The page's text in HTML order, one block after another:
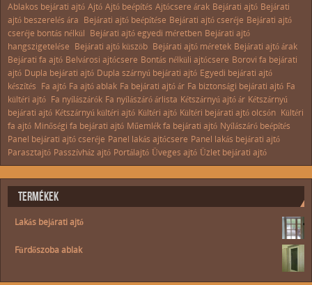
Ablakos bejárati ajtó Ajtó Ajtó beépítés Ajtócsere árak Bejárati ajtó Bejárati
ajtó beszerelés ára Bejárati ajtó beépítése Bejárati ajtó cseréje Bejárati ajtó
cseréje bontás nélkül Bejárati ajtó egyedi méretben Bejárati ajtó
hangszigetelése Bejárati ajtó küszöb Bejárati ajtó méretek Bejárati ajtó árak
Bejárati fa ajtó Belvárosi ajtócsere Bontás nélküli ajtócsere Borovi fa bejárati
ajtó Dupla bejárati ajtó Dupla szárnyú bejárati ajtó Egyedi bejárati ajtó
készítés Fa ajtó Fa ajtó ablak Fa bejárati ajtó ár Fa biztonsági bejárati ajtó Fa
kültéri ajtó Fa nyílászárók Fa nyílászáró árlista Kétszárnyú ajtó ár Kétszárnyú
bejárati ajtó Kétszárnyú kültéri ajtó Kültéri ajtó Kültéri bejárati ajtó olcsón Kültéri
fa ajtó Minőségi fa bejárati ajtó Műemlék fa bejárati ajtó Nyílászáró beépítés
Panel bejárati ajtó cseréje Panel lakás ajtócsere Panel lakás bejárati ajtó
Parasztajtó Passzívház ajtó Portálajtó Üveges ajtó Üzlet bejárati ajtó
TERMÉKEK
Lakás bejárati ajtó
Fürdőszoba ablak